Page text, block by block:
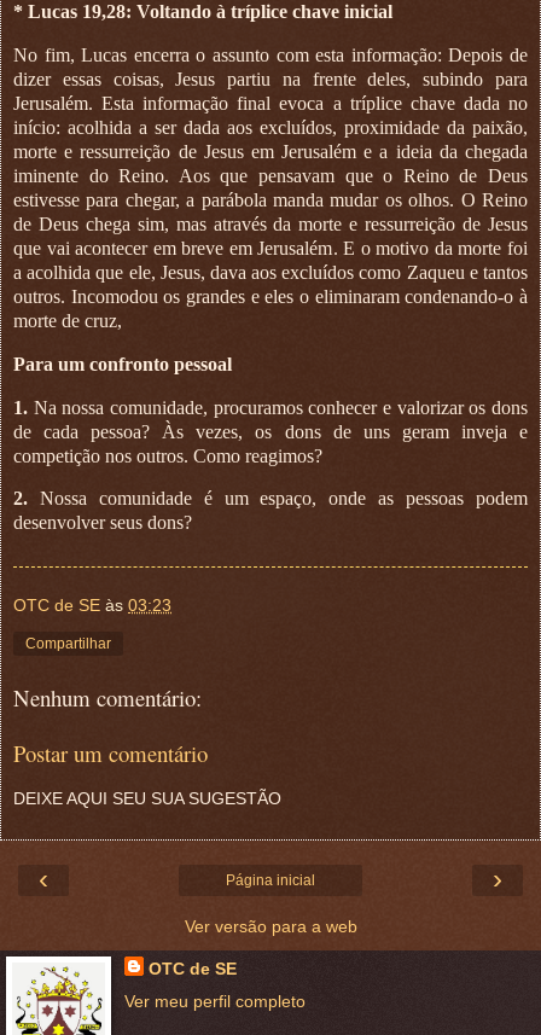
* Lucas 19,28: Voltando à tríplice chave inicial
No fim, Lucas encerra o assunto com esta informação: Depois de
dizer essas coisas, Jesus partiu na frente deles, subindo para
Jerusalém. Esta informação final evoca a tríplice chave dada no
início: acolhida a ser dada aos excluídos, proximidade da paixão,
morte e ressurreição de Jesus em Jerusalém e a ideia da chegada
iminente do Reino. Aos que pensavam que o Reino de Deus
estivesse para chegar, a parábola manda mudar os olhos. O Reino
de Deus chega sim, mas através da morte e ressurreição de Jesus
que vai acontecer em breve em Jerusalém. E o motivo da morte foi
a acolhida que ele, Jesus, dava aos excluídos como Zaqueu e tantos
outros. Incomodou os grandes e eles o eliminaram condenando-o à
morte de cruz,
Para um confronto pessoal
1. Na nossa comunidade, procuramos conhecer e valorizar os dons
de cada pessoa? Às vezes, os dons de uns geram inveja e
competição nos outros. Como reagimos?
2. Nossa comunidade é um espaço, onde as pessoas podem
desenvolver seus dons?
OTC de SE às 03:23
Compartilhar
Nenhum comentário:
Postar um comentário
DEIXE AQUI SEU SUA SUGESTÃO
‹ ›
Página inicial
Ver versão para a web
OTC de SE
Ver meu perfil completo